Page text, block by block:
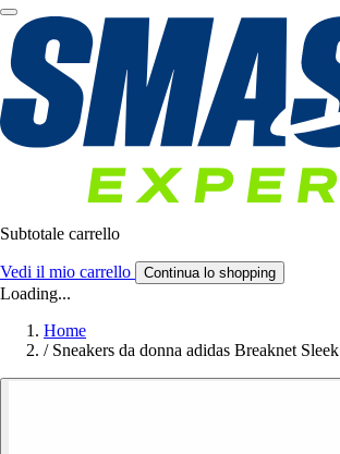
Subtotale carrello
Vedi il mio carrello Continua lo shopping
Loading...
Home
/ Sneakers da donna adidas Breaknet Sleek